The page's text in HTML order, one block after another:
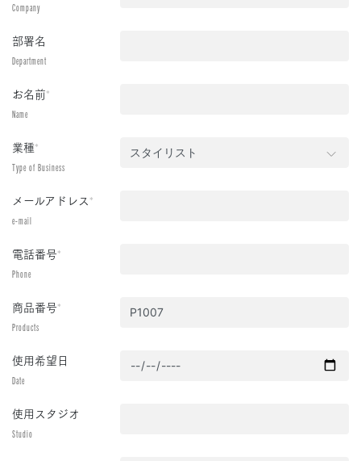
Company
部署名
Department
お名前*
Name
業種*
Type of Business
メールアドレス*
e-mail
電話番号*
Phone
商品番号*
Products
使用希望日
Date
使用スタジオ
Studio